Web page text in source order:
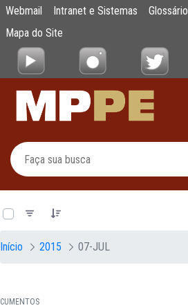
Pular para o Conteúdo principal
Documentos
Webmail Intranet e Sistemas Glossário
Mapa do Site
Início 2015 07-JUL